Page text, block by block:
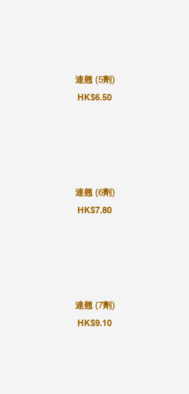
連翹 (5劑)
HK$6.50
連翹 (6劑)
HK$7.80
連翹 (7劑)
HK$9.10